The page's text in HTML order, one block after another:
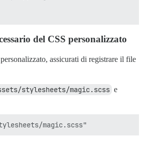
del CSS personalizzato
assicurati di registrare il file
stylesheets/magic.scss e